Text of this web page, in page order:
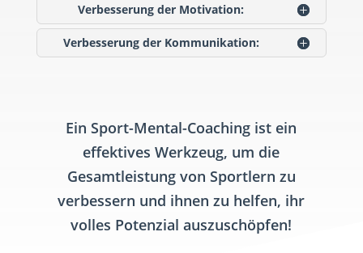
Verbesserung der Motivation:
Verbesserung der Kommunikation:
Ein Sport-Mental-Coaching ist ein
effektives Werkzeug, um die
Gesamtleistung von Sportlern zu
verbessern und ihnen zu helfen, ihr
volles Potenzial auszuschöpfen!